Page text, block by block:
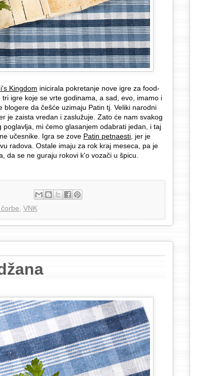
Kingdom inicirala pokretanje nove igre za food-
igre koje se vrte godinama, a sad, evo, imamo i
blogere da češće uzimaju Patin tj. Veliki narodni
je zaista vredan i zaslužuje. Zato će nam svakog
mi ćemo glasanjem odabrati jedan, i taj
učesnike. Igra se zove Patin petnaesti , jer je
radova. Ostale imaju za rok kraj meseca, pa je
da se ne guraju rokovi k'o vozači u špicu.
VNK